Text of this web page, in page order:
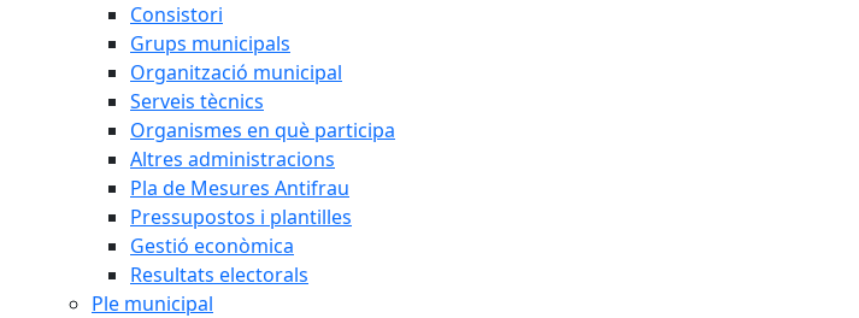
Consistori
Grups municipals
Organització municipal
Serveis tècnics
Organismes en què participa
Altres administracions
Pla de Mesures Antifrau
Pressupostos i plantilles
Gestió econòmica
Resultats electorals
Ple municipal